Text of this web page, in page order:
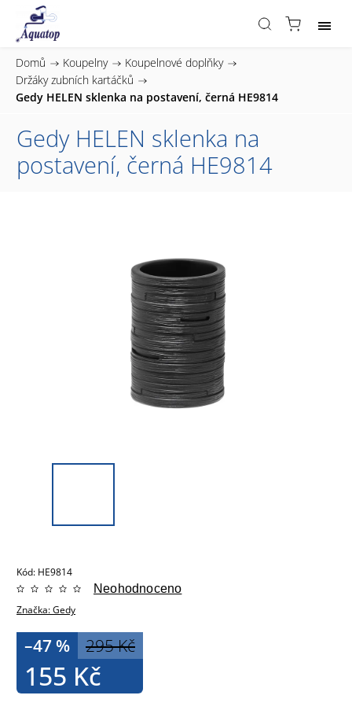
Domů / Koupelny / Koupelnové doplňky /
Držáky zubních kartáčků /
Gedy HELEN sklenka na postavení, černá HE9814
Gedy HELEN sklenka na
postavení, černá HE9814
Kód: HE9814
Značka:Gedy
Neohodnoceno
295 Kč
–47 %
155 Kč